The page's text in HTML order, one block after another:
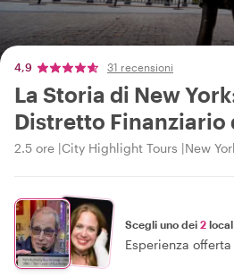
4,9 31 recensioni
La Storia di New
Distretto Finanziario
2.5 ore City Highlight Tours New
Scegli uno dei 2
Esperienza offerta